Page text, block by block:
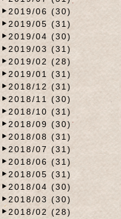
2019/06 (30)
2019/05 (31)
2019/04 (30)
2019/03 (31)
2019/02 (28)
2019/01 (31)
2018/12 (31)
2018/11 (30)
2018/10 (31)
2018/09 (30)
2018/08 (31)
2018/07 (31)
2018/06 (31)
2018/05 (31)
2018/04 (30)
2018/03 (30)
2018/02 (28)